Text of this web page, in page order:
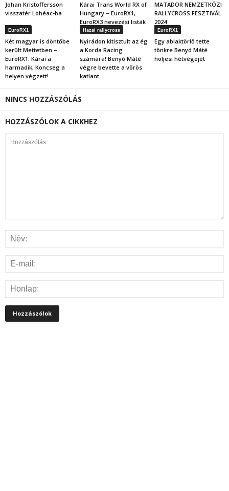
Johan Kristoffersson
visszatér Lohéac-ba
Kárai Trans World RX of
Hungary – EuroRX1,
EuroRX3 nevezési listák
MATADOR NEMZETKÖZI
RALLYCROSS FESZTIVÁL
2024
EuroRX1
Két magyar is döntőbe
került Mettetben –
EuroRX1. Kárai a
harmadik, Koncseg a
helyen végzett!
Hazai rallycross
Nyirádon kitisztult az ég
a Korda Racing
számára! Benyó Máté
végre bevette a vörös
katlant
EuroRX1
Egy ablaktörlő tette
tönkre Benyó Máté
höljesi hétvégéjét
NINCS HOZZÁSZÓLÁS
HOZZÁSZÓLOK A CIKKHEZ